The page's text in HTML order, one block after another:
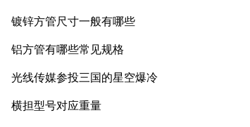
镀锌方管尺寸一般有哪些
铝方管有哪些常见规格
光线传媒参投三国的星空爆冷
横担型号对应重量